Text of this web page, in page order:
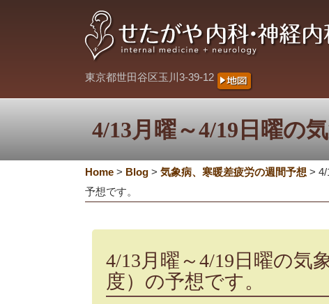
東京都世田谷区玉川3-39-12
4/13月曜～4/19日曜の
Home > Blog > 気象病、寒暖差疲労の週間予想 >
予想です。
4/13月曜～4/19日曜の気
度）の予想です。